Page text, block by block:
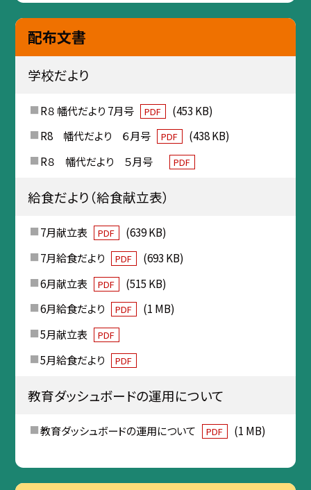
配布文書
学校だより
R８ 幡代だより 7月号 PDF
(453 KB)
R8 幡代だより ６月号
PDF
(438 KB)
R８ 幡代だより ５月号
PDF
給食だより（給食献立表）
7月献立表 PDF
(639 KB)
7月給食だより
PDF
(693 KB)
6月献立表
PDF
(515 KB)
6月給食だより
PDF
(1 MB)
5月献立表
PDF
5月給食だより PDF
教育ダッシュボードの運用について
教育ダッシュボードの運用について PDF (1 MB)